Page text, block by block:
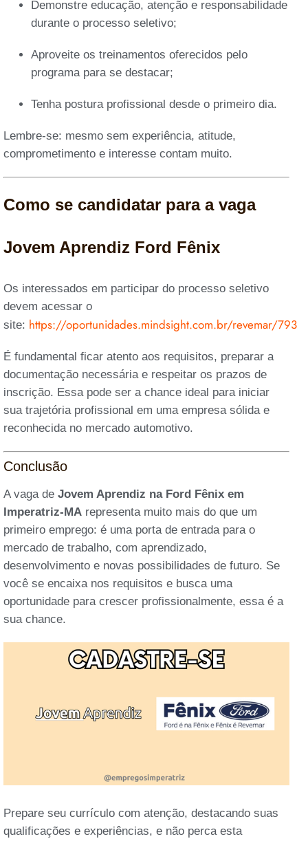
Demonstre educação, atenção e responsabilidade
durante o processo seletivo;
Aproveite os treinamentos oferecidos pelo
programa para se destacar;
Tenha postura profissional desde o primeiro dia.
Lembre-se: mesmo sem experiência, atitude,
comprometimento e interesse contam muito.
Como se candidatar para a vaga
Jovem Aprendiz Ford Fênix
Os interessados em participar do processo seletivo
devem acessar o
site: https://oportunidades.mindsight.com.br/revemar/793
É fundamental ficar atento aos requisitos, preparar a
documentação necessária e respeitar os prazos de
inscrição. Essa pode ser a chance ideal para iniciar
sua trajetória profissional em uma empresa sólida e
reconhecida no mercado automotivo.
Conclusão
A vaga de Jovem Aprendiz na Ford Fênix em
Imperatriz-MA representa muito mais do que um
primeiro emprego: é uma porta de entrada para o
mercado de trabalho, com aprendizado,
desenvolvimento e novas possibilidades de futuro. Se
você se encaixa nos requisitos e busca uma
oportunidade para crescer profissionalmente, essa é a
sua chance.
Prepare seu currículo com atenção, destacando suas
qualificações e experiências, e não perca esta